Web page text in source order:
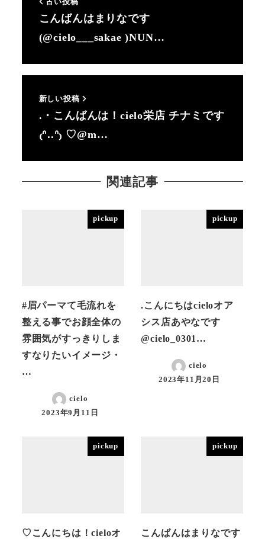
古い投稿
こんばんはまりなです
(@cielo___sakae )NUN…
新しい投稿
.・こんばんは！cielo栄店 チナミです
₍ᐢ‥ᐢ₎ ♡@m…
関連記事
pickup
#眉パーマて毛流れを
整える事でお顔全体の
雰囲気がすっきりしま
すなりたいイメージ・
…
cielo
投稿日
2023年9月11日
pickup
.こんにちは️cieloオア
シス店あやなです
@cielo_0301…
cielo
投稿日
2023年11月20日
pickup
♡こんにちは！cieloオ
pickup
こんばんはまりなです